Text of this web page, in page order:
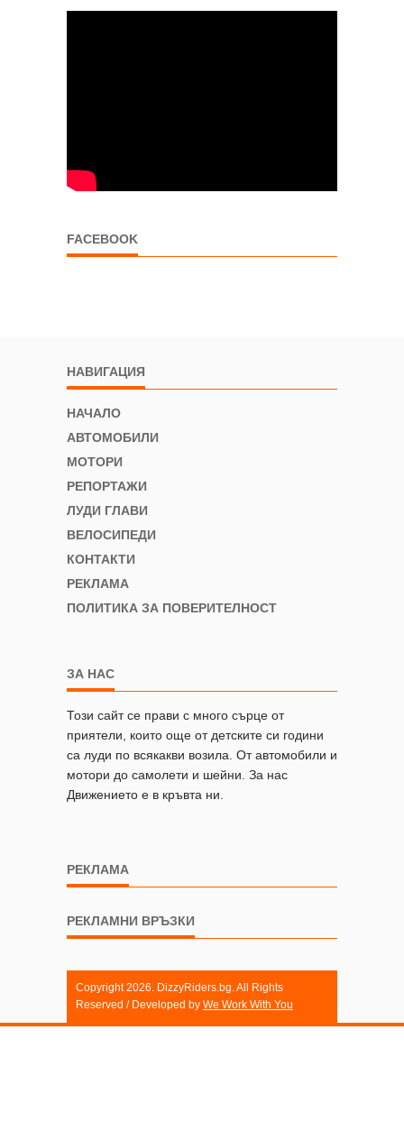
FACEBOOK
НАВИГАЦИЯ
НАЧАЛО
АВТОМОБИЛИ
МОТОРИ
РЕПОРТАЖИ
ЛУДИ ГЛАВИ
ВЕЛОСИПЕДИ
КОНТАКТИ
РЕКЛАМА
ПОЛИТИКА ЗА ПОВЕРИТЕЛНОСТ
ЗА НАС
Този сайт се прави с много сърце от
приятели, които още от детските си години
са луди по всякакви возила. От автомобили и
мотори до самолети и шейни. За нас
Движението е в кръвта ни.
РЕКЛАМА
РЕКЛАМНИ ВРЪЗКИ
Copyright 2026. DizzyRiders.bg. All Rights
Reserved / Developed by We Work With You